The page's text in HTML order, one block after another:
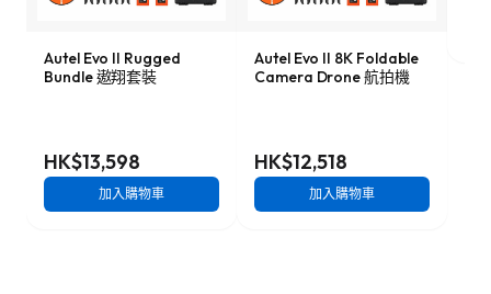
Autel Evo II Rugged
Bundle 遨翔套裝
HK$13,598
加入購物車
Autel Evo II 8K Foldable
Camera Drone 航拍機
HK$12,518
加入購物車